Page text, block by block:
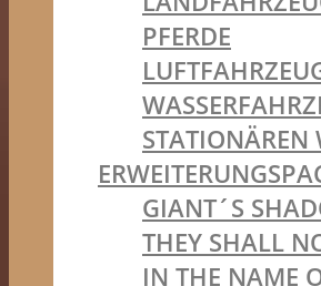
PFERDE
STATIONÄREN
GIANT´S
THEY SHALL
IN THE NAME